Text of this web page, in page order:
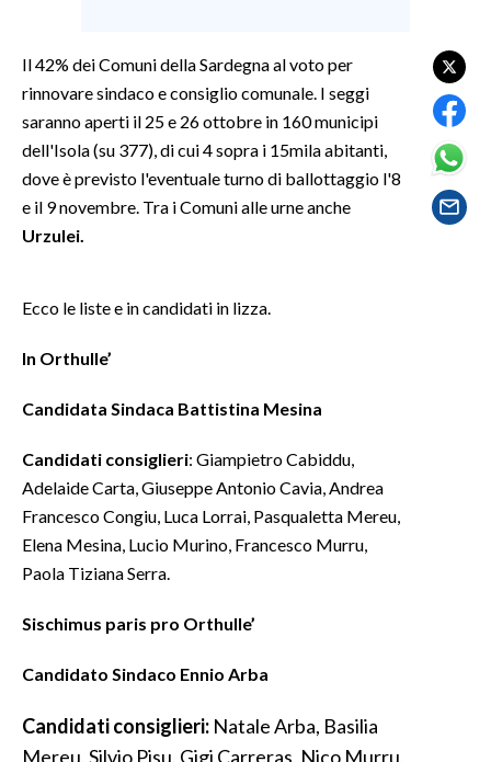
LAVORO
BANDI
SPORT IN SARDEGNA
SPORT
RISULTATI E CLASSIFICHE
CALCIO REGIONALE
VOLLEY
MOTORI
ALTRI SPORT
CULTURA
SPETTACOLI
GOSSIP
SALUTE
SARDEGNA TURISMO
Il 42% dei Comuni della Sardegna al voto per
rinnovare sindaco e consiglio comunale. I seggi
saranno aperti il 25 e 26 ottobre in 160 municipi
dell'Isola (su 377), di cui 4 sopra i 15mila abitanti,
dove è previsto l'eventuale turno di ballottaggio l'8
e il 9 novembre. Tra i Comuni alle urne anche
Urzulei.
Ecco le liste e in candidati in lizza.
In Orthulle’
Candidata Sindaca Battistina Mesina
Candidati consiglieri: Giampietro Cabiddu,
Adelaide Carta, Giuseppe Antonio Cavia, Andrea
Francesco Congiu, Luca Lorrai, Pasqualetta Mereu,
Elena Mesina, Lucio Murino, Francesco Murru,
Paola Tiziana Serra.
Sischimus paris pro Orthulle’
Candidato Sindaco Ennio Arba
Candidati consiglieri: Natale Arba, Basilia
Mereu, Silvio Pisu, Gigi Carreras, Nico Murru,